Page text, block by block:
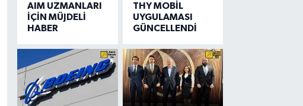
AIM UZMANLARI
İÇİN MÜJDELİ
HABER
THY MOBİL
UYGULAMASI
GÜNCELLENDİ